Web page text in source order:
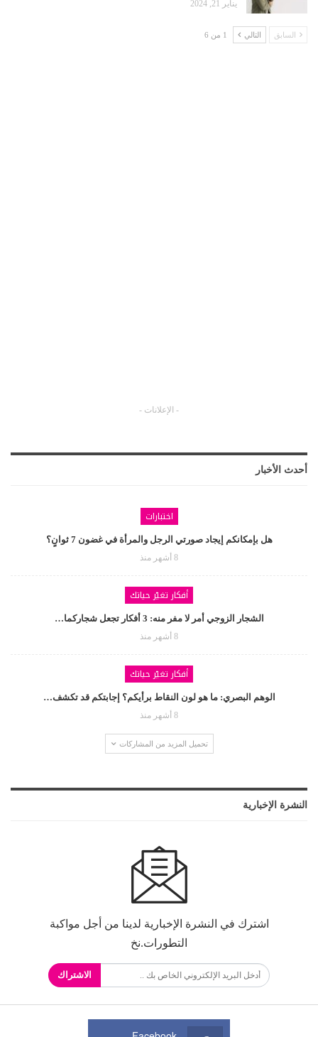
يناير 21, 2024
السابق التالي 1 من 6
- الإعلانات -
أحدث الأخبار
اختبارات
هل بإمكانكم إيجاد صورتي الرجل والمرأة في غضون 7 ثوانٍ؟
8 أشهر منذ
أفكار تغيّر حياتك
الشجار الزوجي أمر لا مفر منه: 3 أفكار تجعل شجاركما…
8 أشهر منذ
أفكار تغيّر حياتك
الوهم البصري: ما هو لون النقاط برأيكم؟ إجابتكم قد تكشف…
8 أشهر منذ
تحميل المزيد من المشاركات
النشرة الإخبارية
اشترك في النشرة الإخبارية لدينا من أجل مواكبة
التطورات.نخ
الاشتراك